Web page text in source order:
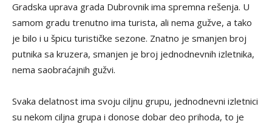
Gradska uprava grada Dubrovnik ima spremna rešenja. U
samom gradu trenutno ima turista, ali nema gužve, a tako
je bilo i u špicu turističke sezone. Znatno je smanjen broj
putnika sa kruzera, smanjen je broj jednodnevnih izletnika,
nema saobraćajnih gužvi.
Svaka delatnost ima svoju ciljnu grupu, jednodnevni izletnici
su nekom ciljna grupa i donose dobar deo prihoda, to je